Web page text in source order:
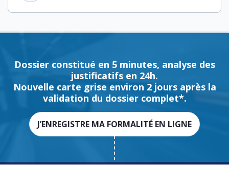
Dossier constitué en 5 minutes, analyse des
justificatifs en 24h.
Nouvelle carte grise environ 2 jours après la
validation du dossier complet*.
J’ENREGISTRE MA FORMALITÉ EN LIGNE